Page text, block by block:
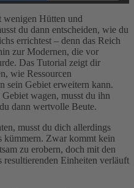
eRecht24
wenigen Hütten und
du dann entscheiden, wie du
errichtest – denn das Reich
zur Modernen, die vor
Das Tutorial zeigt dir
wie Ressourcen
sein Gebiet erweitern kann.
wagen, musst du ihn
dann wertvolle Beute.
musst du dich allerdings
kümmern. Zwar kommt kein
zu erobern, doch mit den
resultierenden Einheiten verläuft